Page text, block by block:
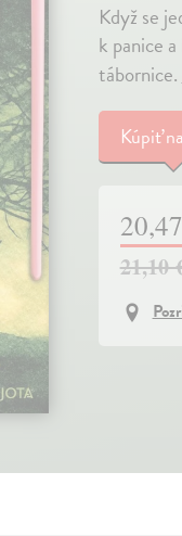
Když se
k panice
tábornice.
Kúpiť
21,10